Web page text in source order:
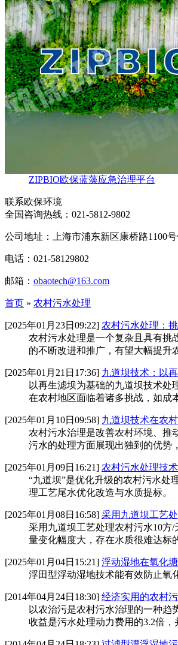
ZIPBIO欧保蓝藻应急治理平台
联系欧保环境
全国咨询热线： 021-5812-9802
公司地址：上海市浦东新区康桥路1100
电话：021-58129802
邮箱： obaotech@163.com
首页 » 农村污水处理
[2025年01月23日09:22] 农村污水处理：
农村污水处理是一个复杂且具有挑
的不断改进和推广，有望大幅提升
[2025年01月21日17:36] 九道坝技术：以
以再生滤坝为基础的九道坝技术
在农村地区面临着诸多挑战，如成
[2025年01月10日09:58] 九道坝技术在农
农村污水治理是改善农村环境、推
污水的处理方面展现出独到的优势
[2025年01月09日16:21] 农村污水处理技
“九道坝”是优化升级的农村污水处
理工艺尾水优化改造与水质提标。
[2025年01月08日16:58] 采用九道坝工艺
采用九道坝工艺处理农村污水10方
量变化幅度大，存在水质很难达标
[2025年01月04日15:21] 浮动湿地在氧化
浮田型浮动湿地技术能有效防止氧
[2014年04月24日18:30] 经济实用的农村
以农治污是农村污水治理的一种
收益是污水处理动力费用的3.2倍，